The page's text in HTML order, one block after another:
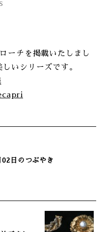
ーチを掲載いたしまし
いシリーズです。
日のつぶやき